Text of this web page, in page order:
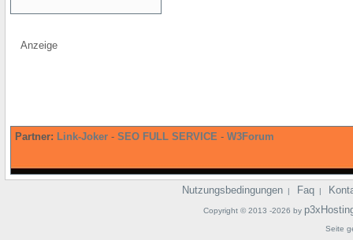
Anzeige
Partner: Link-Joker - SEO FULL SERVICE - W3Forum
Nutzungsbedingungen | Faq |
Copyright © 2013 -2026 by
Seite